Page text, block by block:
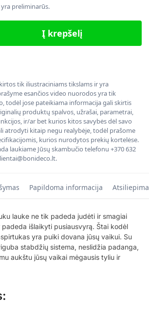
preliminarūs.
Į krepšelį
tik iliustraciniams tikslams ir yra
esančios video nuorodos yra tik
todėl jose pateikiama informacija gali skirtis
produktų spalvos, užrašai, parametrai,
ir/ar bet kurios kitos savybės dėl savo
atrodyti kitaip negu realybėje, todėl prašome
kurios nurodytos prekių kortelėse.
laukiame Jūsų skambučio telefonu +370 632
Papildoma informacija
lauke ne tik padeda judėti ir smagiai
išlaikyti pusiausvyrą. Štai kodėl
yra puiki dovana jūsų vaikui. Su
stabdžių sistema, neslidžia padanga,
aukštu jūsų vaikai mėgausis tyliu ir